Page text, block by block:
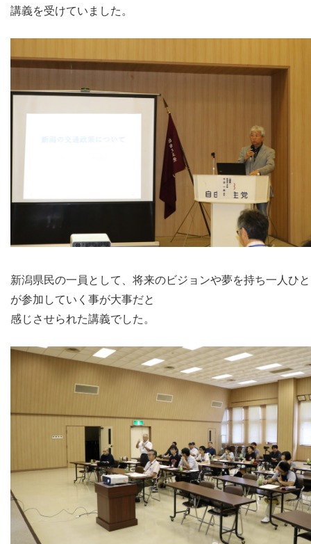
講義を受けていました。
新潟県民の一員として、将来のビジョンや夢を持ち一人ひ
が参加していく事が大事だと
感じさせられた講義でした。